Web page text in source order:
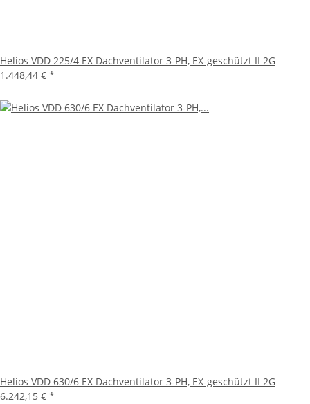
Helios VDD 225/4 EX Dachventilator 3-PH, EX-geschützt II 2G
1.448,44 € *
Helios VDD 630/6 EX Dachventilator 3-PH, EX-geschützt II 2G
6.242,15 € *